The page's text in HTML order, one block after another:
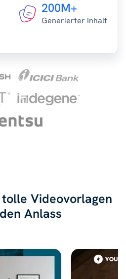
200M+
Generierter Inhalt
Videovorlagen
Anlass